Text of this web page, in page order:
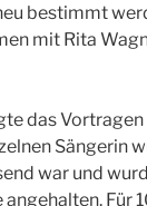
bestimmt
mit Rita
das
Sängerin
war und
Für